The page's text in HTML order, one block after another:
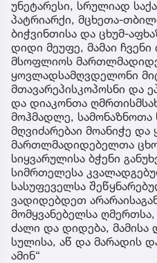
უნეტარესი, სრულიად
პატრიარქი, მცხეთა-
ბიჭვინთისა და ცხუმ-
დიდი მეუფე, მამაი
მსოფლიოს
ყოვლადსამღვდელონი
მთავარეპისკოპოსნი და
და დიაკონთა
მოჰმადლე, სამონაზნოთა
მღვიძარებაი მოანიჭე
მართლმადიდებელთა
სიყვარულისა ბჭენი
სიმრთელესა
სასუფეველსა
ვადიდებდეთ
მომყვანებელსა
ძალი და დიდება, მამისა
სულისა, აწ და მარადის
ამინ“